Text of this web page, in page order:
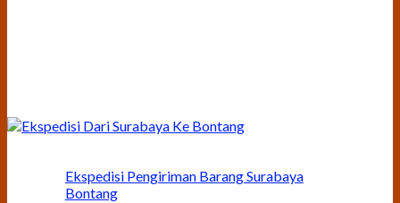
Ekspedisi Pengiriman Barang Surabaya
Bontang